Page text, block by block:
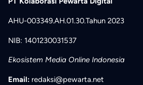
AHU-003349.AH.01.30.Tahun 2023
NIB: 1401230031537
Ekosistem Media Online Indonesia
Email: redaksi@pewarta.net